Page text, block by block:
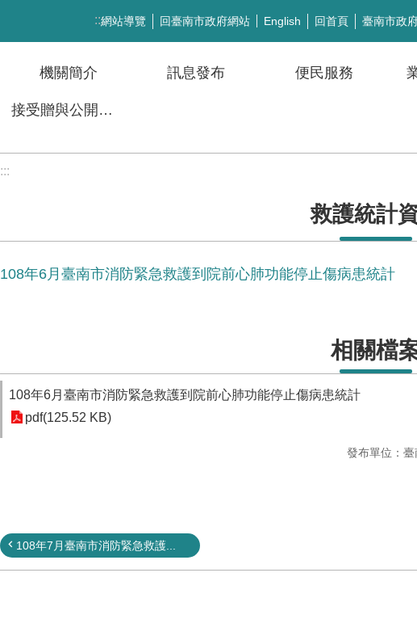
:::網站導覽 回臺南市政府網站 English 回首頁 臺南市政
機關簡介 訊息發布 便民服務
接受贈與公開徵信
:::
救護統計
108年6月臺南市消防緊急救護到院前心肺功能停止傷病患統計
相關檔
108年6月臺南市消防緊急救護到院前心肺功能停止傷病患統計
pdf(125.52 KB)
發布單位：
108年7月臺南市消防緊急救護...